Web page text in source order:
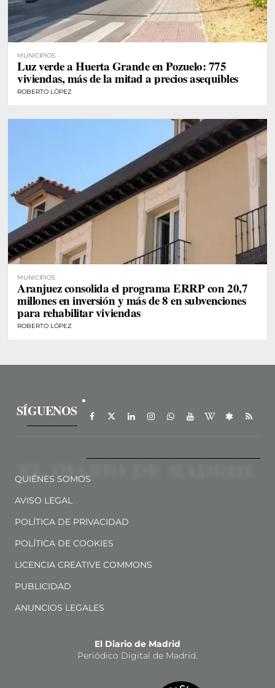
MUNICIPIOS
Luz verde a Huerta Grande en Pozuelo: 775
viviendas, más de la mitad a precios asequibles
ROBERTO LÓPEZ
MUNICIPIOS
Aranjuez consolida el programa ERRP con 20,7
millones en inversión y más de 8 en subvenciones
para rehabilitar viviendas
ROBERTO LÓPEZ
SÍGUENOS
QUIÉNES SOMOS
AVISO LEGAL
POLÍTICA DE PRIVACIDAD
POLÍTICA DE COOKIES
LICENCIA CREATIVE COMMONS
PUBLICIDAD
ANUNCIOS LEGALES
El Diario de Madrid
Periódico Digital de Madrid.